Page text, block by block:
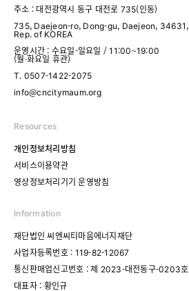
주소 : 대전광역시 동구 대전로 735(인동)
735, Daejeon-ro, Dong-gu, Daejeon, 34631,
Rep. of KOREA
운영시간 : 수요일-일요일 / 11:00~19:00
(월·화요일 휴관)
T. 0507-1422-2075
info@cncitymaum.org
Resources
개인정보처리방침
서비스이용약관
영상정보처리기기 운영방침
Information
재단법인 씨엔씨티마음에너지재단
사업자등록번호 : 119-82-12067
통신판매업신고번호 : 제 2023-대전동구-0203호
대표자 : 황인규